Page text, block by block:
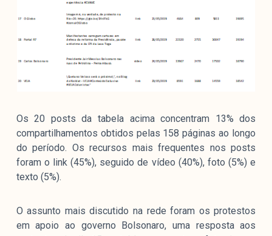
Os 20 posts da tabela acima concentram 13% dos
compartilhamentos obtidos pelas 158 páginas ao longo
do período. Os recursos mais frequentes nos posts
foram o link (45%), seguido de vídeo (40%), foto (5%) e
texto (5%).
O assunto mais discutido na rede foram os protestos
em apoio ao governo Bolsonaro, uma resposta aos